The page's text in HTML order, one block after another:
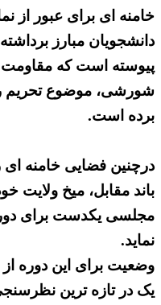
خامنه ای برای عبور از
دانشجویان مبارز
پیوسته است که مقاومت
شورشی، موضوع تحریم
برده است.
درچنین فضایی خامنه ای
باند مقابل، میخ ولایت
مجلسی یکدست برای
نماید.
وضعیت برای این دوره
یک در تازه ترین